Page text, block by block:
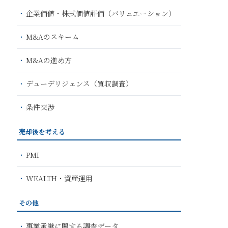
企業価値・株式価値評価（バリュエーション）
M&Aのスキーム
M&Aの進め方
デューデリジェンス（買収調査）
条件交渉
売却後を考える
PMI
WEALTH・資産運用
その他
事業承継に関する調査データ